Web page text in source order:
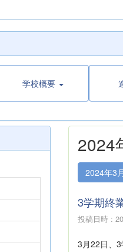
学校概要
2024
2024年3月
3学期終
投稿日時 :
3月22日、3